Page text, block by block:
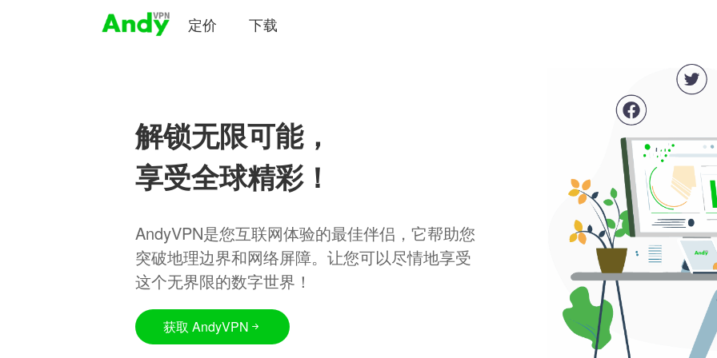
定价 下载
解锁无限可能，
享受全球精彩！
AndyVPN是您互联网体验的最佳伴侣，它帮助您
突破地理边界和网络屏障。让您可以尽情地享受
这个无界限的数字世界！
获取 AndyVPN